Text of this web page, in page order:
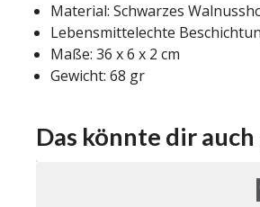
Material: Schwarzes
Lebensmittelechte
Maße: 36 x 6 x 2 cm
Gewicht: 68 gr
Das könnte dir